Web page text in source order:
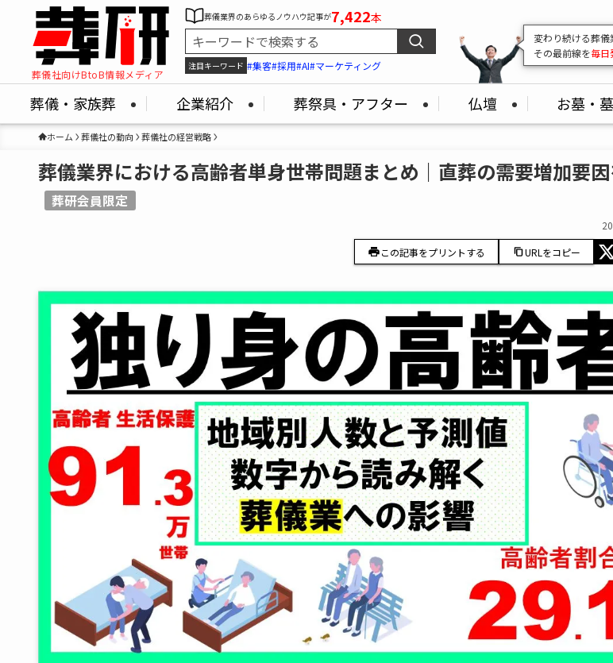
葬儀社向けBtoB情報メディア
葬儀業界のあらゆるノウハウ記事が7,422本
注目キーワード #集客#採用#AI#マーケティング
変わり続ける葬儀
その最前線を毎日
葬儀・家族葬 企業紹介 葬祭具・アフター 仏壇 お墓・
ホーム 葬儀社の動向 葬儀社の経営戦略
葬儀業界における高齢者単身世帯問題まとめ｜直葬の需要増加要
葬研会員限定
この記事をプリントする
URLをコピー